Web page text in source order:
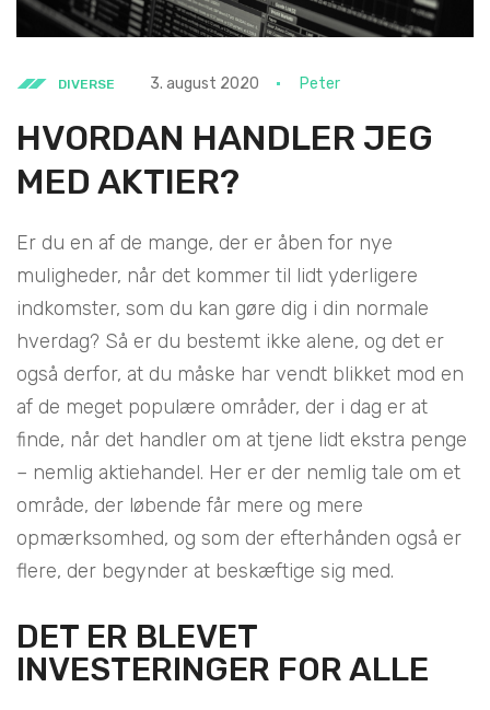
DIVERSE 3. august 2020 Peter
HVORDAN HANDLER JEG
MED AKTIER?
Er du en af de mange, der er åben for nye
muligheder, når det kommer til lidt yderligere
indkomster, som du kan gøre dig i din normale
hverdag? Så er du bestemt ikke alene, og det er
også derfor, at du måske har vendt blikket mod en
af de meget populære områder, der i dag er at
finde, når det handler om at tjene lidt ekstra penge
– nemlig aktiehandel. Her er der nemlig tale om et
område, der løbende får mere og mere
opmærksomhed, og som der efterhånden også er
flere, der begynder at beskæftige sig med.
DET ER BLEVET
INVESTERINGER FOR ALLE